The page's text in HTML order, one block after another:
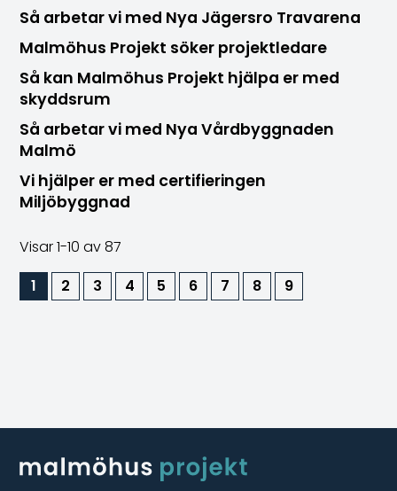
Så arbetar vi med Nya Jägersro Travarena
Malmöhus Projekt söker projektledare
Så kan Malmöhus Projekt hjälpa er med
skyddsrum
Så arbetar vi med Nya Vårdbyggnaden
Malmö
Vi hjälper er med certifieringen
Miljöbyggnad
Visar1-10 av 87
1
2 3 4 5 6 7 8 9